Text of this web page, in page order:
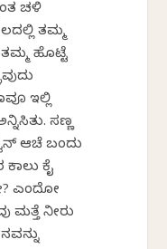
ಚಳಿ
ತಮ್ಮ
ಹೊಟ್ಟೆ
ಇಲ್ಲಿ
ಸಣ್ಣ
ಆಚೆ ಬಂದು
ಕೈ
ಎಂದೋ
ಮತ್ತೆ ನೀರು